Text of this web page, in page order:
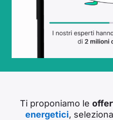
Ti proponiamo le
energetici,